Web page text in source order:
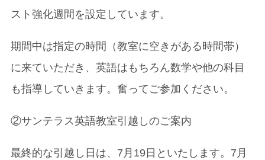
スト強化週間を設定しています。
期間中は指定の時間（教室に空きがある時間帯）
に来ていただき、英語はもちろん数学や他の科目
も指導していきます。奮ってご参加ください。
②サンテラス英語教室引越しのご案内
最終的な引越し日は、7月19日といたします。7月